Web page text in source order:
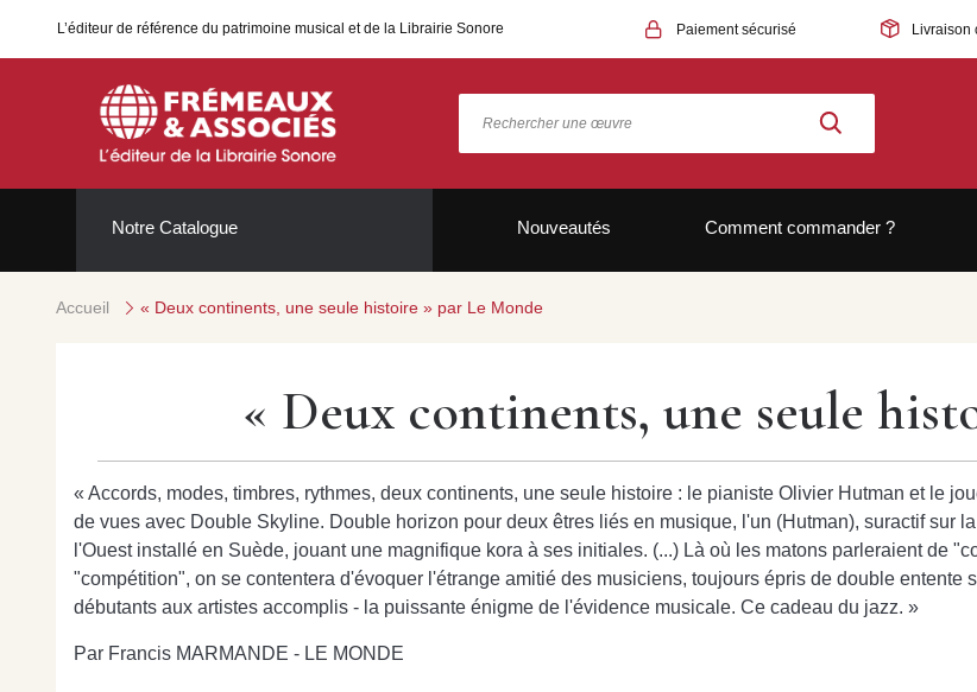
L’éditeur de référence du patrimoine musical et de la Librairie Sonore Paiement sécurisé Livraison
Notre Catalogue Nouveautés Comment commander ?
Accueil « Deux continents, une seule histoire » par Le Monde
« Deux continents, une seule
« Accords, modes, timbres, rythmes, deux continents, une seule histoire : le pianiste Olivier Hutman et le
de vues avec Double Skyline. Double horizon pour deux êtres liés en musique, l'un (Hutman), suractif sur
l'Ouest installé en Suède, jouant une magnifique kora à ses initiales. (...) Là où les matons parleraient de
"compétition", on se contentera d'évoquer l'étrange amitié des musiciens, toujours épris de double
débutants aux artistes accomplis - la puissante énigme de l'évidence musicale. Ce cadeau du jazz. »
Par Francis MARMANDE - LE MONDE